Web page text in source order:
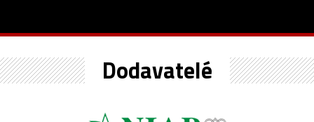
Dodavatelé